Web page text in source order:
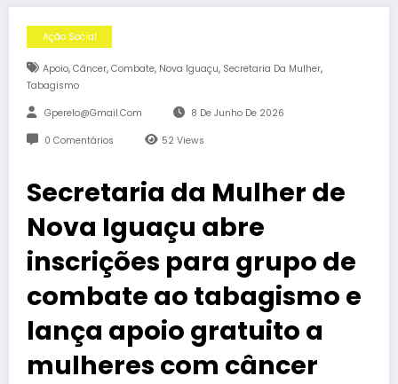
Ação Social
Apoio, Câncer, Combate, Nova Iguaçu, Secretaria Da Mulher,
Tabagismo
Gperelo@gmail.com 8 De Junho De 2026
0 Comentários 52 Views
Secretaria da Mulher de
Nova Iguaçu abre
inscrições para grupo de
combate ao tabagismo e
lança apoio gratuito a
mulheres com câncer